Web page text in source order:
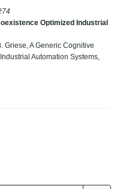
Optimized Industrial
Griese, A Generic Cognitive
Automation Systems,